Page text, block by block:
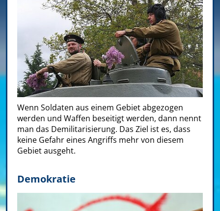
Wenn Soldaten aus einem Gebiet abgezogen
werden und Waffen beseitigt werden, dann nennt
man das Demilitarisierung. Das Ziel ist es, dass
keine Gefahr eines Angriffs mehr von diesem
Gebiet ausgeht.
Demokratie